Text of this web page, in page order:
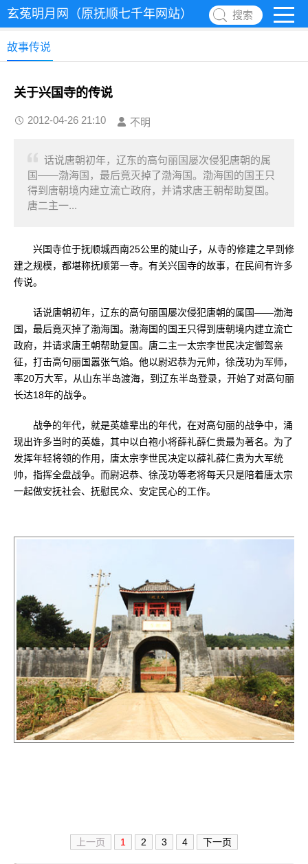
玄菟明月网（原抚顺七千年网站） 搜索
故事传说
关于兴国寺的传说
2012-04-26 21:10 不明
话说唐朝初年，辽东的高句丽国屡次侵犯唐朝的属
国——渤海国，最后竟灭掉了渤海国。渤海国的国王只
得到唐朝境内建立流亡政府，并请求唐王朝帮助复国。
唐二主一...
兴国寺位于抚顺城西南25公里的陡山子，从寺的修建之早到修
建之规模，都堪称抚顺第一寺。有关兴国寺的故事，在民间有许多
传说。
话说唐朝初年，辽东的高句丽国屡次侵犯唐朝的属国——渤海
国，最后竟灭掉了渤海国。渤海国的国王只得到唐朝境内建立流亡
政府，并请求唐王朝帮助复国。唐二主一太宗李世民决定御驾亲
征，打击高句丽国嚣张气焰。他以尉迟恭为元帅，徐茂功为军师，
率20万大军，从山东半岛渡海，到辽东半岛登录，开始了对高句丽
长达18年的战争。
战争的年代，就是英雄辈出的年代，在对高句丽的战争中，涌
现出许多当时的英雄，其中以白袍小将薛礼薛仁贵最为著名。为了
发挥年轻将领的作用，唐太宗李世民决定以薛礼薛仁贵为大军统
帅，指挥全盘战争。而尉迟恭、徐茂功等老将每天只是陪着唐太宗
一起做安抚社会、抚慰民众、安定民心的工作。
上一页 1 2 3 4 下一页